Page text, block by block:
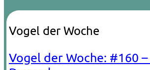
Vogel der Woche
Vogel der Woche: #160 –